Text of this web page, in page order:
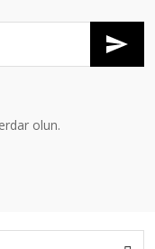
olun.